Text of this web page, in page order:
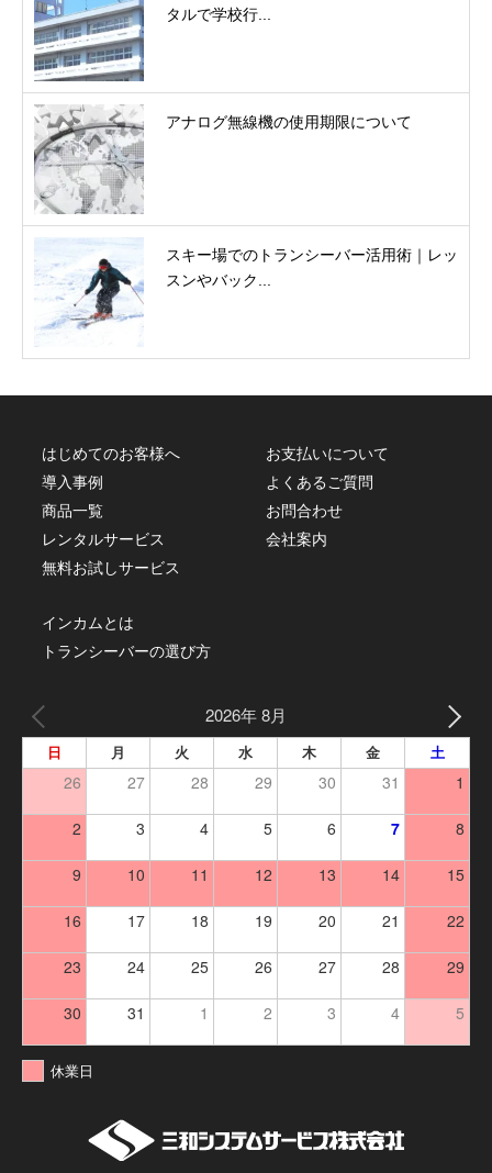
タルで学校行...
アナログ無線機の使用期限について
スキー場でのトランシーバー活用術｜レッ
スンやバック...
はじめてのお客様へ
導入事例
商品一覧
レンタルサービス
無料お試しサービス
お支払いについて
よくあるご質問
お問合わせ
会社案内
インカムとは
トランシーバーの選び方
2026年 8月
日 月 火 水 木 金 土
26 27 28 29 30 31 1
2 3 4 5 6 7 8
9 10 11 12 13 14 15
16 17 18 19 20 21 22
23 24 25 26 27 28 29
30 31 1 2 3 4 5
休業日